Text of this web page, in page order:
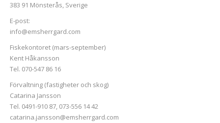
383 91 Mönsterås, Sverige
E-post:
info@emsherrgard.com
Fiskekontoret (mars-september)
Kent Håkansson
Tel. 070-547 86 16
Förvaltning (fastigheter och skog)
Catarina Jansson
Tel. 0491-910 87, 073-556 14 42
catarina.jansson@emsherrgard.com